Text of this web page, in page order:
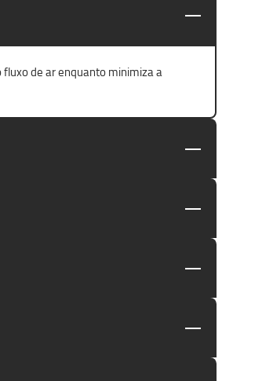
de ar enquanto minimiza a